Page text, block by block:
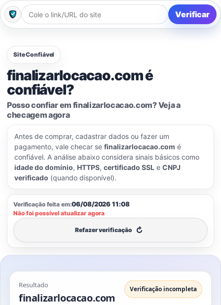
Verificar
Site Confiável
finalizarlocacao.com é
confiável?
Posso confiar em finalizarlocacao.com? Veja a
checagem agora
Antes de comprar, cadastrar dados ou fazer um
pagamento, vale checar se finalizarlocacao.com é
confiável. A análise abaixo considera sinais básicos como
idade do domínio, HTTPS, certificado SSL e CNPJ
verificado (quando disponível).
Verificação feita em:06/08/2026 11:08
Não foi possível atualizar agora
Refazer verificação ↻
Resultado
finalizarlocacao.com
Verificação incompleta